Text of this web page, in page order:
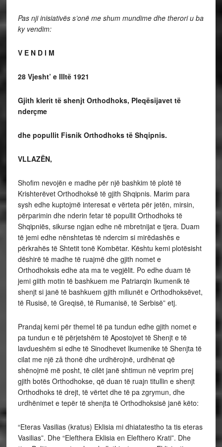
Pas nji inisiativës s’onë me shum mundime dhe therori u ba
ky vendim:
V E N D I M
28 Vjesht’ e IIItë 1921
Gjith klerit të shenjt Orthodhoks, Pleqësijavet të
nderçme
dhe popullit Fisnik Orthodhoks të Shqipnis.
VLLAZËN,
Shofim nevojën e madhe për një bashkim të plotë të
Krishterëvet Orthodhoksë të gjith Shqipnis. Marim para
sysh edhe kuptojmë interesat e vërteta për jetën, mirsin,
përparimin dhe nderin fetar të popullit Orthodhoks të
Shqipniës, sikurse ngjan edhe në mbretnijat e tjera. Duam
të jemi edhe nënshtetas të ndercim si mirëdashës e
përkrahës të Shtetit tonë Kombëtar. Kështu kemi plotësisht
dëshirë të madhe të ruajmë dhe gjith nomet e
Orthodhoksis edhe ata ma te vegjëlit. Po edhe duam të
jemi giith motin të bashkuem me Patriarqin Ikumenik të
shenjt si janë të bashkuem gjith miliunët e Orthodhoksëvet,
të Rusisë, të Greqisë, të Rumanisë, të Serbisë” etj.
Prandaj kemi për themel të pa tundun edhe gjith nomet e
pa tundun e të përjetshëm të Apostojvet të Shenjt e të
lavdueshëm si edhe të Sinodhevet Ikumenike të Shenjta të
cilat me një zâ thonë dhe urdhërojnë, urdhënat që
shënojmë më posht, të cilët janë shtimun në veprim prej
gjith botës Orthodhokse, që duan të ruajn titullin e shenjt
Orthodhoks të drejt, të vërtet dhe të pa zgrymun, dhe
urdhënimet e tepër të shenjta të Orthodhoksisë janë këto:
“Eteras Vasilias (kratus) Eklisia mi dhiatatestho ta tis eteras
Vasilias”. Dhe “Elefthera Eklisia en Elefthero Krati”. Dhe